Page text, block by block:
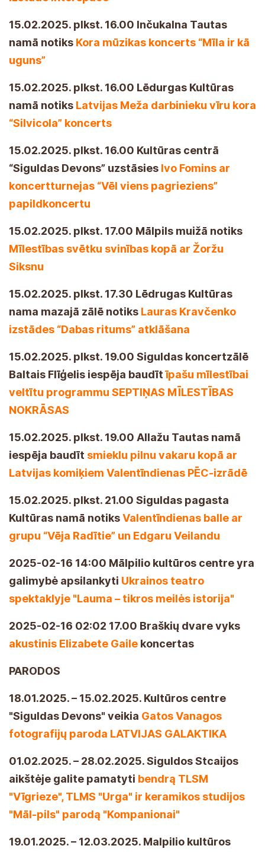
15.02.2025. plkst. 16.00 Inčukalna Tautas
namā notiks Kora mūzikas koncerts “Mīla ir kā
uguns”
15.02.2025. plkst. 16.00 Lēdurgas Kultūras
namā notiks Latvijas Meža darbinieku vīru kora
“Silvicola” koncerts
15.02.2025. plkst. 16.00 Kultūras centrā
“Siguldas Devons” uzstāsies Ivo Fomins ar
koncertturnejas “Vēl viens pagrieziens”
papildkoncertu
15.02.2025. plkst. 17.00 Mālpils muižā notiks
Mīlestības svētku svinības kopā ar Žoržu
Siksnu
15.02.2025. plkst. 17.30 Lēdrugas Kultūras
nama mazajā zālē notiks Lauras Kravčenko
izstādes “Dabas ritums” atklāšana
15.02.2025. plkst. 19.00 Siguldas koncertzālē
Baltais Flīģelis iespēja baudītīpašu mīlestībai
veltītu programmu SEPTIŅAS MĪLESTĪBAS
NOKRĀSAS
15.02.2025. plkst. 19.00 Allažu Tautas namā
iespēja baudīt smieklu pilnu vakaru kopā ar
Latvijas komiķiem Valentīndienas PĒC-izrādē
15.02.2025. plkst. 21.00 Siguldas pagasta
Kultūras namā notiksValentīndienas balle ar
grupu “Vēja Radītie” un Edgaru Veilandu
2025-02-16 14:00 Mālpilio kultūros centre yra
galimybė apsilankyti Ukrainos teatro
spektaklyje "Lauma – tikros meilės istorija"
2025-02-16 02:02 17.00 Braškių dvare vyks
akustinis Elizabete Gaile koncertas
PARODOS
18.01.2025. – 15.02.2025. Kultūros centre
"Siguldas Devons" veikia Gatos Vanagos
fotografijų paroda LATVIJAS GALAKTIKA
01.02.2025. – 28.02.2025. Siguldos Stcaijos
aikštėje galite pamatyti bendrą TLSM
"Vīgrieze", TLMS "Urga" ir keramikos studijos
"Māl-pils" parodą "Kompanionai"
19.01.2025. – 12.03.2025. Malpilio kultūros